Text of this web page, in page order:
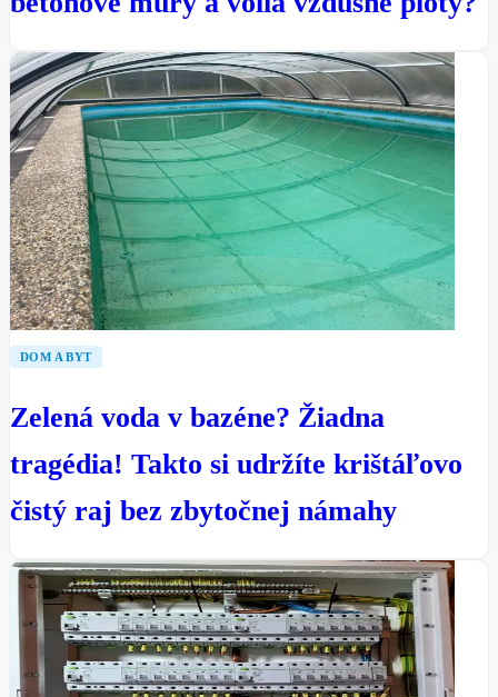
DOM A BYT
Zelená voda v bazéne? Žiadna
tragédia! Takto si udržíte krištáľovo
čistý raj bez zbytočnej námahy